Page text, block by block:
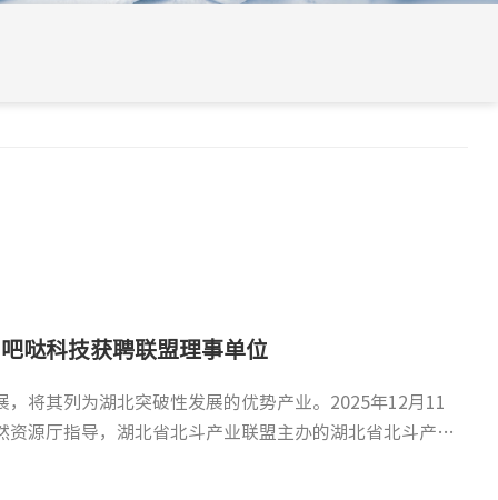
小时守护舱焕新升级，智启新程
行以来，历经五载全天候值守，从未间断服务，始终以
第三届数据安全创新大会活动纪实
为主题的东湖问道·第三届数据安全创新大会在武汉召
协会的千余名嘉宾齐聚一堂，共话数据安全新未来。本
哒科技获聘联盟理事单位
将其列为湖北突破性发展的优势产业。2025年12月11
源厅指导，湖北省北斗产业联盟主办的湖北省北斗产业
京隆重召开。大会汇聚政、产、学、研、用各界权威嘉
域数据安全保护、人工智能安全及“十五五”新技术发展